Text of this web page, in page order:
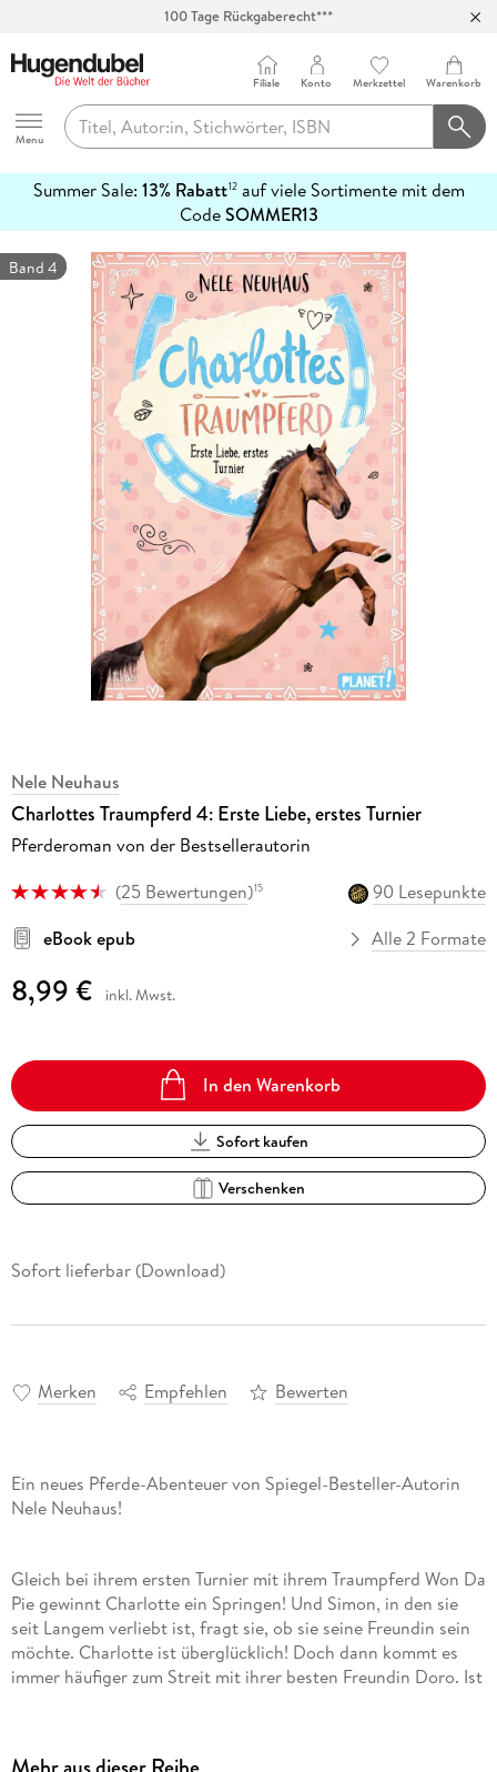
100 Tage Rückgaberecht***
Hugendubel
Menu
Filiale Konto Merkzettel Warenkorb
Summer Sale: 13% Rabatt12auf viele Sortimente mit dem
CodeSOMMER13
erfahren
Band 4
Nele Neuhaus
Charlottes Traumpferd 4: Erste Liebe, erstes Turnier
Pferderoman von der Bestsellerautorin
(25 Bewertungen)15
90 Lesepunkte
eBook epub
Alle 2 Formate
8,99 € inkl. Mwst.
In den Warenkorb
Sofort kaufen
Verschenken
Sofort lieferbar (Download)
Merken Empfehlen Bewerten
Ein neues Pferde-Abenteuer von Spiegel-Besteller-Autorin
Nele Neuhaus!
Gleich bei ihrem ersten Turnier mit ihrem Traumpferd Won Da
Pie gewinnt Charlotte ein Springen! Und Simon, in den sie
seit Langem verliebt ist, fragt sie, ob sie seine Freundin sein
möchte. Charlotte ist überglücklich! Doch dann kommt es
immer häufiger zum Streit mit ihrer besten Freundin Doro. Ist